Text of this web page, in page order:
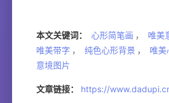
本文关键词： 心形简笔画 ， 唯美
唯美带字 ， 纯色心形背景 ， 唯美
意境图片
文章链接： https://